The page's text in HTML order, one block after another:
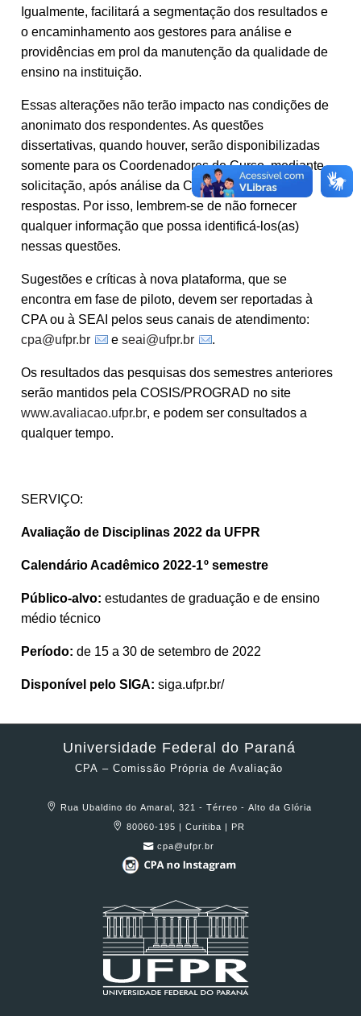
Igualmente, facilitará a segmentação dos resultados e
o encaminhamento aos gestores para análise e
providências em prol da manutenção da qualidade de
ensino na instituição.
Essas alterações não terão impacto nas condições de
anonimato dos respondentes. As questões
dissertativas, quando houver, serão disponibilizadas
somente para os Coordenadores de Curso, mediante
solicitação, após análise da CPA sob o teor das
respostas. Por isso, lembrem-se de não fornecer
qualquer informação que possa identificá-los(as)
nessas questões.
Sugestões e críticas à nova plataforma, que se
encontra em fase de piloto, devem ser reportadas à
CPA ou à SEAI pelos seus canais de atendimento:
cpa@ufpr.br
e seai@ufpr.br .
Os resultados das pesquisas dos semestres anteriores
serão mantidos pela COSIS/PROGRAD no site
www.avaliacao.ufpr.br, e podem ser consultados a
qualquer tempo.
SERVIÇO:
Avaliação de Disciplinas 2022 da UFPR
Calendário Acadêmico 2022-1º semestre
Público-alvo: estudantes de graduação e de ensino
médio técnico
Período: de 15 a 30 de setembro de 2022
Disponível pelo SIGA: siga.ufpr.br/
Universidade Federal do Paraná
CPA – Comissão Própria de Avaliação
Rua Ubaldino do Amaral, 321 - Térreo - Alto da Glória
80060-195 | Curitiba | PR
cpa@ufpr.br